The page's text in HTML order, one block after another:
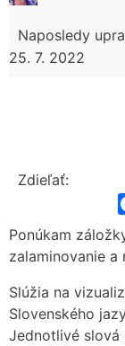
Naposledy
25. 7. 2022
Zdieľať:
Ponúkam
zalaminovanie a
Slúžia na
Slovenského
Jednotlivé slová